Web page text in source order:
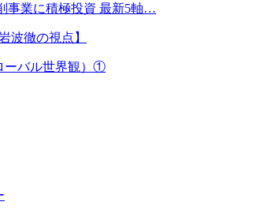
事業に積極投資 最新5軸…
波徹の視点】
ーバル世界観）①